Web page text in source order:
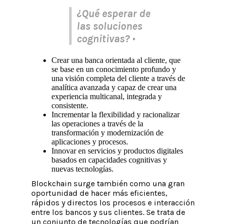
¿Qué esperar de
las soluciones
cognitivas? •
Crear una banca orientada al cliente, que
se base en un conocimiento profundo y
una visión completa del cliente a través de
analítica avanzada y capaz de crear una
experiencia multicanal, integrada y
consistente.
Incrementar la flexibilidad y racionalizar
las operaciones a través de la
transformación y modernización de
aplicaciones y procesos.
Innovar en servicios y productos digitales
basados en capacidades cognitivas y
nuevas tecnologías.
Blockchain surge también como una gran
oportunidad de hacer más eficientes,
rápidos y directos los procesos e interacción
entre los bancos y sus clientes. Se trata de
un conjunto de tecnologías que podrían